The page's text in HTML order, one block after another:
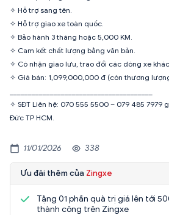
✧ Hỗ trợ sang tên.
✧ Hỗ trợ giao xe toàn quốc.
✧ Bảo hành 3 tháng hoặc 5,000 KM.
✧ Cam kết chất lượng bằng văn bản.
✧ Có nhận giao lưu, trao đổi các dòng xe khác.
✧ Giá bán: 1,099,000,000 đ (còn thương
✧ SĐT Liên hệ: 070 555 5500 – 079 485 7979
Đức TP HCM.
11/01/2026 338
Ưu đãi thêm của Zingxe
Tặng 01 phần quà trị giá lên tới
thành công trên Zingxe